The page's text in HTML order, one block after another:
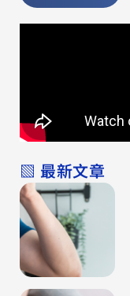
▧ 最新文章